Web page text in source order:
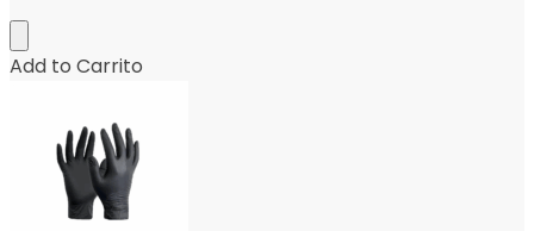
Add to Carrito